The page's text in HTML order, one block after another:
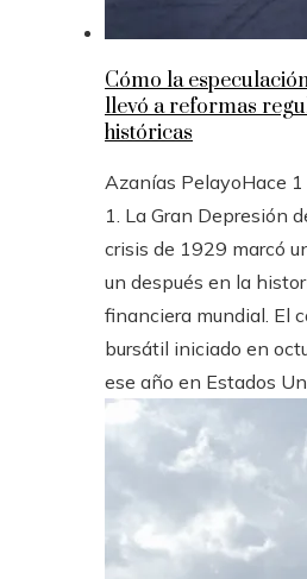
Cómo la
llevó a reformas
históricas
Azanías PelayoHace
1. La Gran Depresión
crisis de 1929 marcó
un después en la
financiera mundial. El
bursátil iniciado en
ese año en Estados